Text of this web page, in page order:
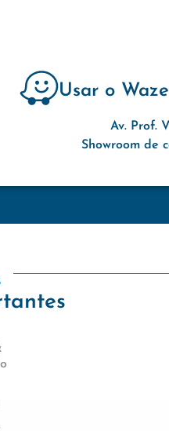
Usar o Waze
Av. Prof.
Showroom de